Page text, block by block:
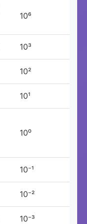
10⁶
10³
10²
10¹
10⁰
10⁻¹
10⁻²
10⁻³